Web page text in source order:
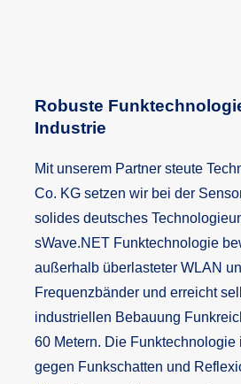
Robuste
Industrie
Mit unserem Partner steute
Co. KG setzen wir bei der
solides deutsches
sWave.NET Funktechnologie
außerhalb überlasteter WLAN
Frequenzbänder und erreicht
industriellen Bebauung
60 Metern. Die Funktechnologie
gegen Funkschatten und